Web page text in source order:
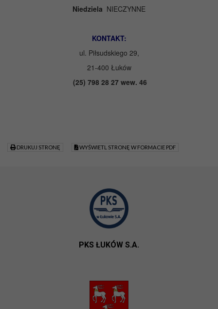
Niedziela NIECZYNNE
KONTAKT:
ul. Piłsudskiego 29,
21-400 Łuków
(25) 798 28 27 wew. 46
DRUKUJ STRONĘ WYŚWIETL STRONĘ W FORMACIE PDF
PKS ŁUKÓW S.A.